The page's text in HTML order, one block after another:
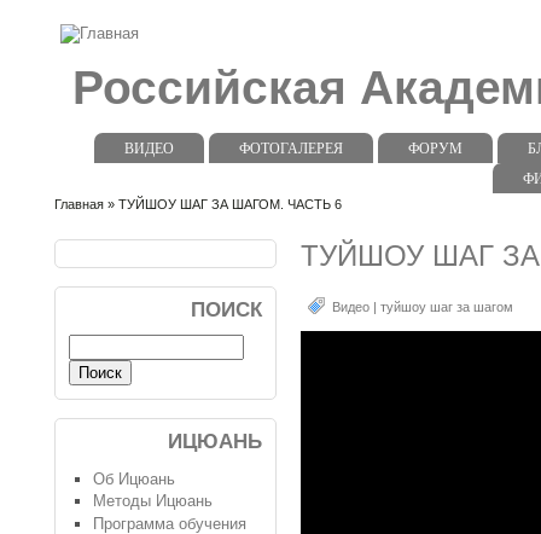
Российская
ВИДЕО ФОТОГАЛЕРЕЯ ФОРУМ
Главная » ТУЙШОУ ШАГ ЗА ШАГОМ. ЧАСТЬ 6
ТУЙШОУ ШАГ
Видео |туйшоу шаг за шагом
ПОИСК
ИЦЮАНЬ
Об Ицюань
Методы Ицюань
Программа обучения